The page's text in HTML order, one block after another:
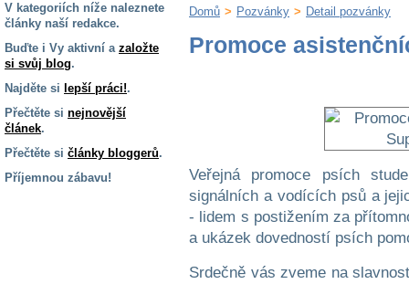
V kategoriích níže naleznete
články naší redakce.
Buďte i Vy aktivní a založte
si svůj blog.
Najděte si lepší práci!.
Přečtěte si nejnovější
článek.
Přečtěte si články bloggerů.
Příjemnou zábavu!
Domů > Pozvánky > Detail pozvánky
Promoce
Veřejná promoce psích
signálních a vodících psů a
- lidem s postižením za
a ukázek dovedností psích
Srdečně vás zveme na